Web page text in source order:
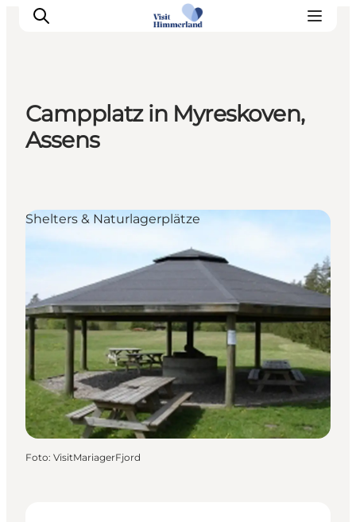
Erlebnisse
Reiseplanung
Praktische Informationen
Campplatz in Myreskoven,
Assens
Shelters & Naturlagerplätze
Foto: VisitMariagerFjord